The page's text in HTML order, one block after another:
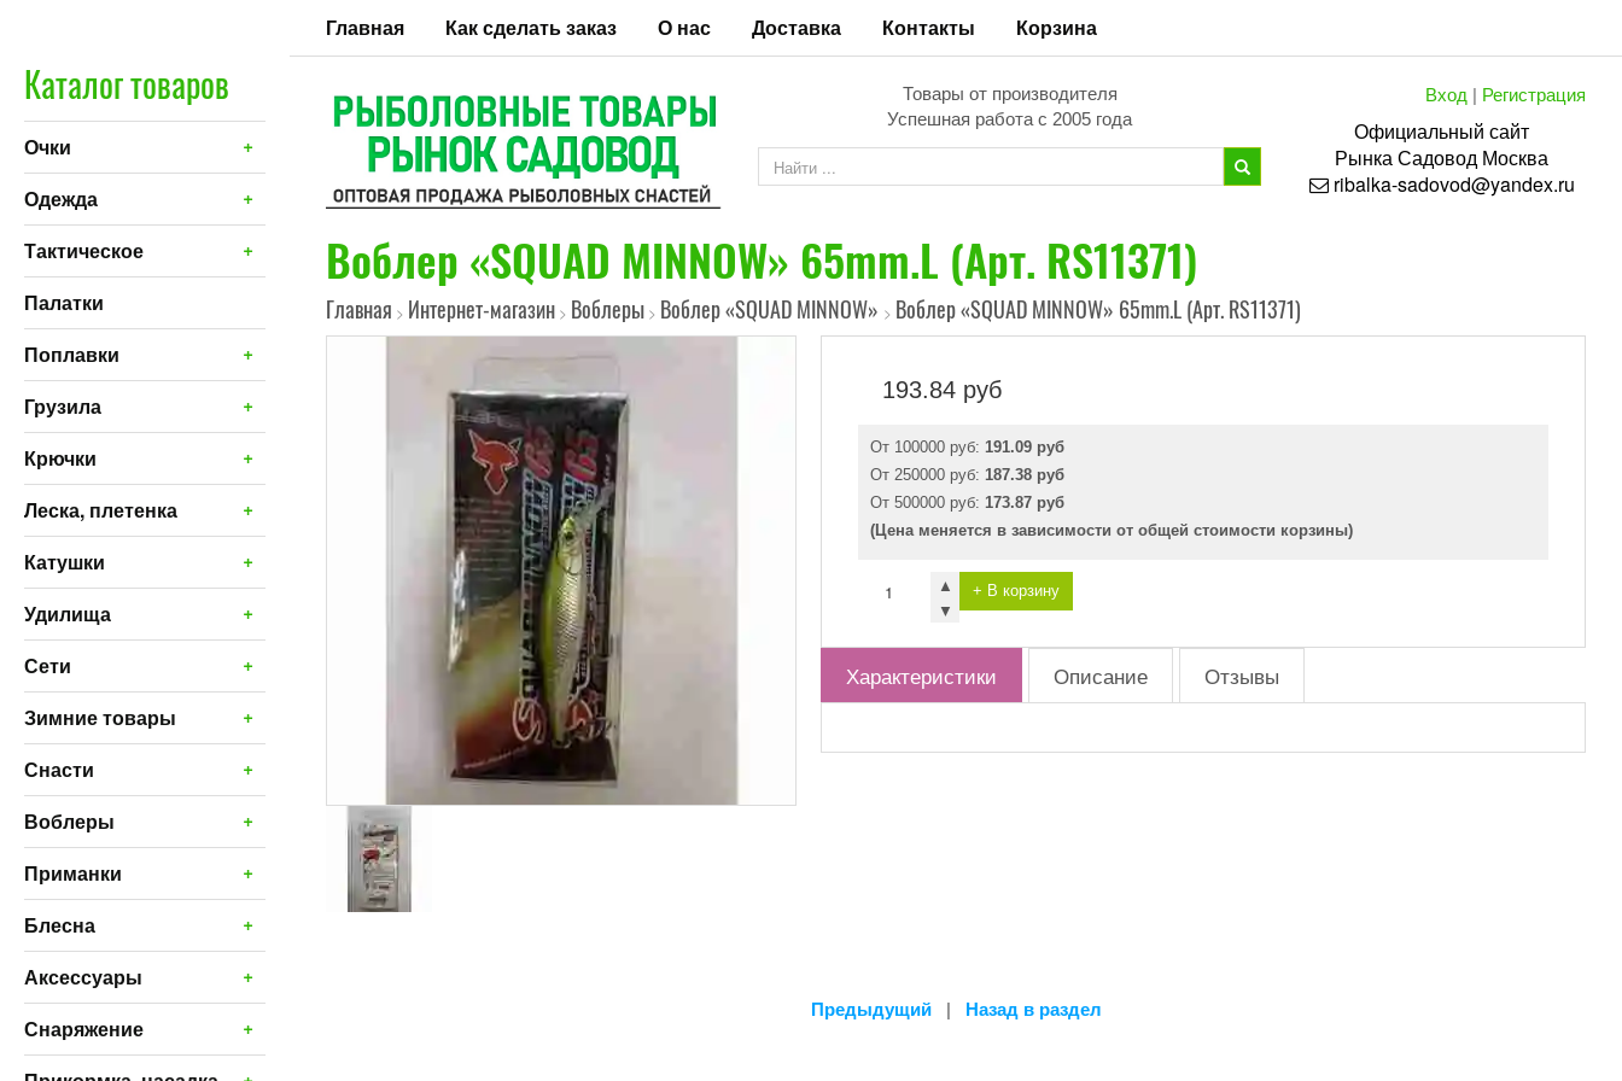
Главная Как сделать заказ О нас Доставка Контакты Корзина
Товары от производителя
Успешная работа с 2005 года
Вход | Регистрация
Официальный сайт
РынкаСадовод Москва
ribalka-sadovod@yandex.ru
Каталог товаров
+
Очки
+
Одежда
+
Тактическое
Палатки
+
Поплавки
+
Грузила
+
Крючки
+
Леска, плетенка
+
Катушки
+
Удилища
+
Сети
+
Зимние товары
+
Снасти
+
Воблеры
+
Приманки
+
Блесна
+
Аксессуары
+
Снаряжение
Воблер «SQUAD MINNOW» 65mm.L (Арт. RS11371)
Главная > Интернет-магазин > Воблеры > Воблер «SQUAD MINNOW» > Воблер «SQUAD MINNOW» 65mm.L (Арт. RS11371)
193.84 руб
От 100000 руб: 191.09 руб
От 250000 руб: 187.38 руб
От 500000 руб: 173.87 руб
(Цена меняется в зависимости от общей стоимости корзины)
▲
▼
+ В корзину
Характеристики Описание Отзывы
Предыдущий| Назад в раздел